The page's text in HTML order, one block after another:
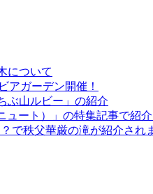
について
アガーデン開催！
ぶ山ルビー」の紹介
ュート）」の特集記事で紹介
で秩父華厳の滝が紹介され